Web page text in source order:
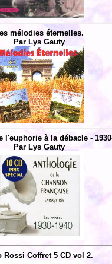
mélodies éternelles.
Par Lys Gauty
l'euphorie à la débacle -
Par Lys Gauty
Rossi Coffret 5 CD vol 2.